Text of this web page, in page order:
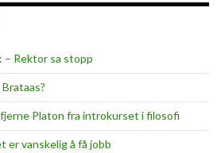
Rektor sa stopp
Platon fra introkurset i filosofi
er vanskelig å få jobb